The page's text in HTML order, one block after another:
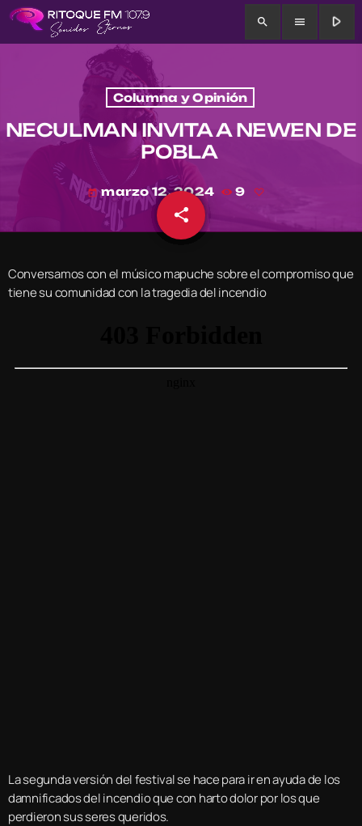
search menu play_arrow
Columna y Opinión
NECULMAN INVITA A NEWEN DE
POBLA
today marzo 12, 2024 9
share
email
Conversamos con el músico mapuche sobre el compromiso que
tiene su comunidad con la tragedia del incendio
La segunda versión del festival se hace para ir en ayuda de los
damnificados del incendio que con harto dolor por los que
perdieron sus seres queridos.